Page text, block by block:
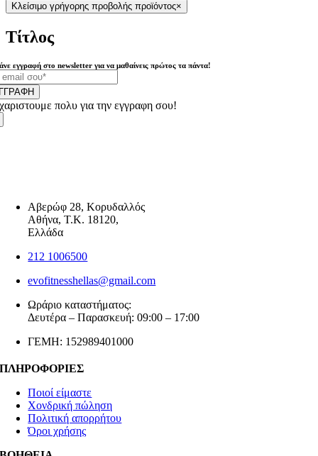
Κλείσιμο γρήγορης προβολής προϊόντος×
Τίτλος
εγγραφή στο newsletter για να μαθαίνεις πρώτος τα πάντα!
πολυ για την εγγραφη σου!
Αβερώφ 28, Κορυδαλλός
Αθήνα, Τ.Κ. 18120,
Ελλάδα
212 1006500
evofitnesshellas@gmail.com
Ωράριο καταστήματος:
Δευτέρα – Παρασκευή: 09:00 – 17:00
ΓΕΜΗ: 152989401000
ΠΛΗΡΟΦΟΡΙΕΣ
Ποιοί είμαστε
Χονδρική πώληση
Πολιτική απορρήτου
Όροι χρήσης